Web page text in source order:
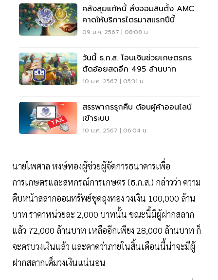
คลังลุยแก้หนี้ สั่งออมสินตั้ง AMC
คาดให้บริการไตรมาสแรกปีนี้
09 ม.ค. 2567 | 08:08 น.
วันนี้ ธ.ก.ส. โอนเงินช่วยเกษตรกร
ตัดอ้อยสดอีก 495 ล้านบาท
10 ม.ค. 2567 | 05:31 น.
สรรพากรรุกคืบ ต้อนผู้ค้าออนไลน์
เข้าระบบ
10 ม.ค. 2567 | 06:04 น.
นายไพศาล หงษ์ทองผู้ช่วยผู้จัดการธนาคารเพื่อ
การเกษตรและสหกรณ์การเกษตร (ธ.ก.ส.) กล่าวว่า ความ
คืบหน้าสลากออมทรัพย์ชุดถุงทอง วงเงิน 100,000 ล้าน
บาท ราคาหน่วยละ 2,000 บาทนั้น ขณะนี้มีผู้ฝากสลาก
แล้ว 72,000 ล้านบาท เหลืออีกเพียง 28,000 ล้านบาท ก็
จะครบวงเงินแล้ว และคาดว่าภายในสิ้นเดือนนี้น่าจะมีผู้
ฝากสลากเต็มวงเงินแน่นอน